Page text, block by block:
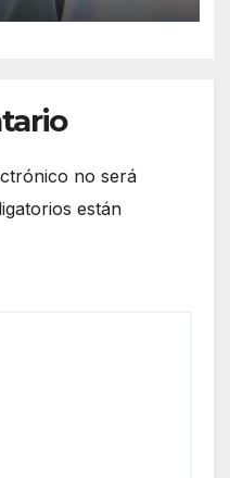
no será
están